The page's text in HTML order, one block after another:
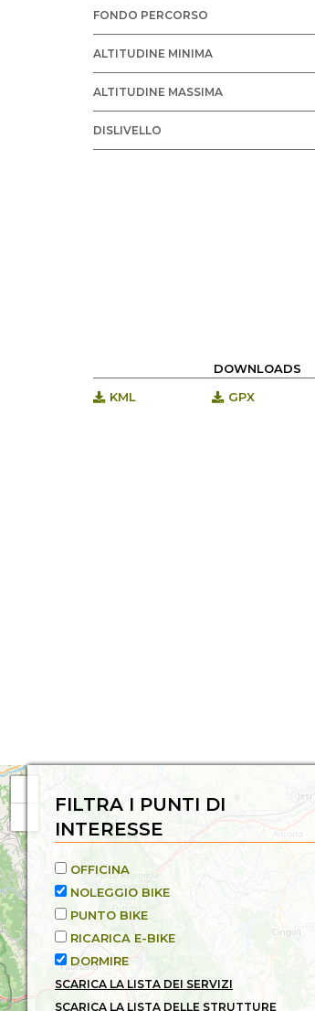
FONDO PERCORSO
ALTITUDINE MINIMA
ALTITUDINE MASSIMA
DISLIVELLO
DOWNLOADS
KML
GPX
FILTRA I PUNTI DI
INTERESSE
OFFICINA
NOLEGGIO BIKE
PUNTO BIKE
RICARICA E-BIKE
DORMIRE
SCARICA LA LISTA DEI SERVIZI
SCARICA LA LISTA DELLE STRUTTURE